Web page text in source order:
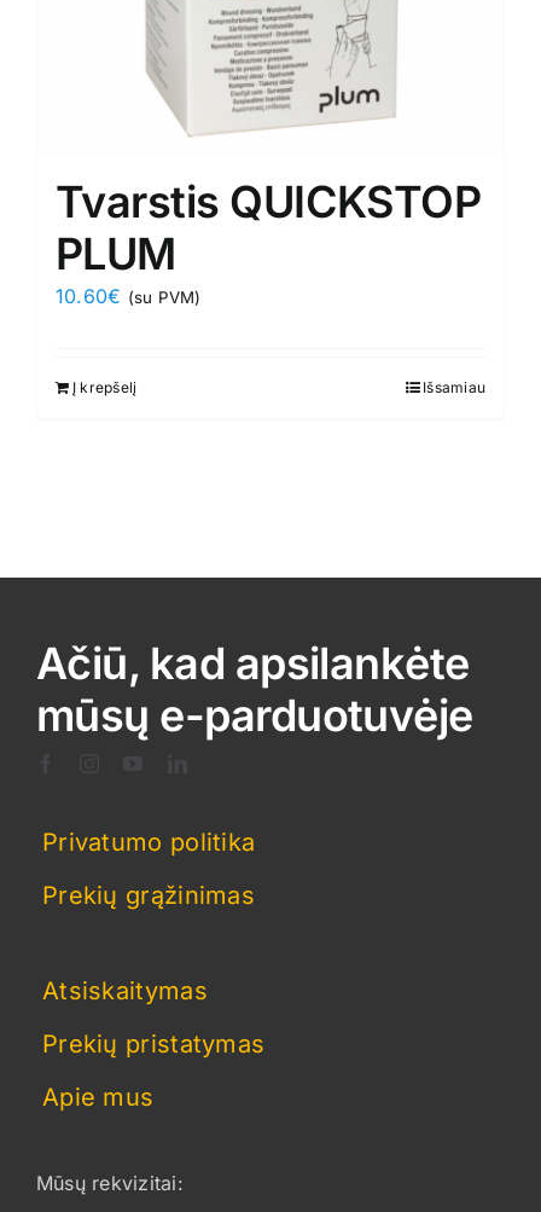
Tvarstis QUICKSTOP
PLUM
10.60€ (su PVM)
Į krepšelį Išsamiau
Ačiū, kad apsilankėte
mūsų e-parduotuvėje
Privatumo politika
Prekių grąžinimas
Atsiskaitymas
Prekių pristatymas
Apie mus
Mūsų rekvizitai: